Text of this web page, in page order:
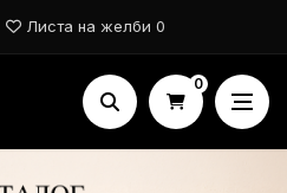
Листа на желби 0
0